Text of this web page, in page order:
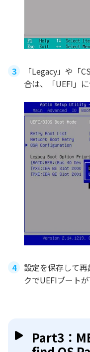
「Legacy」や「
合は、「UEFI」に
設定を保存して
クでUEFIブート
Part3：